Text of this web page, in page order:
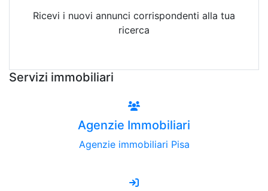
Ricevi i nuovi annunci corrispondenti alla tua
ricerca
Servizi immobiliari
Agenzie Immobiliari
Agenzie immobiliari Pisa